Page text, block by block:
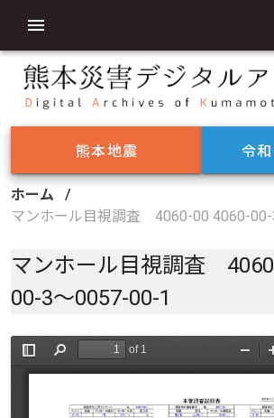
熊本地震 令
ホーム
/
マンホール目視調査 4060-00 4060-00-
マンホール目視調査
00-3～0057-00-1